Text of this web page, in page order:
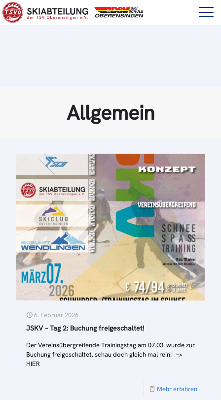
Allgemein
6. Februar 2026
JSKV – Tag 2: Buchung freigeschaltet!
Der Vereinsübergreifende Trainingstag am 07.03. wurde zur
Buchung freigeschaltet. schau doch gleich mal rein! –>
HIER
Mehr erfahren